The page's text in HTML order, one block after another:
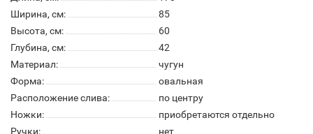
Ширина, см:
85
Высота, см:
60
Глубина, см:
42
Материал:
чугун
Форма:
овальная
Расположение слива:
по центру
Ножки:
приобретаются отдельно
Ручки:
нет